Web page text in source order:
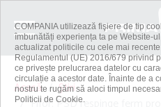
Acasă
Știri
COMPANIA utilizează fişiere de tip
îmbunătăți experiența ta pe Website-
actualizat politicile cu cele mai
Regulamentul (UE) 2016/679 privind
ce privește prelucrarea datelor cu
circulație a acestor date. Înainte de a
nostru te rugăm să aloci timpul
Politicii de Cookie.